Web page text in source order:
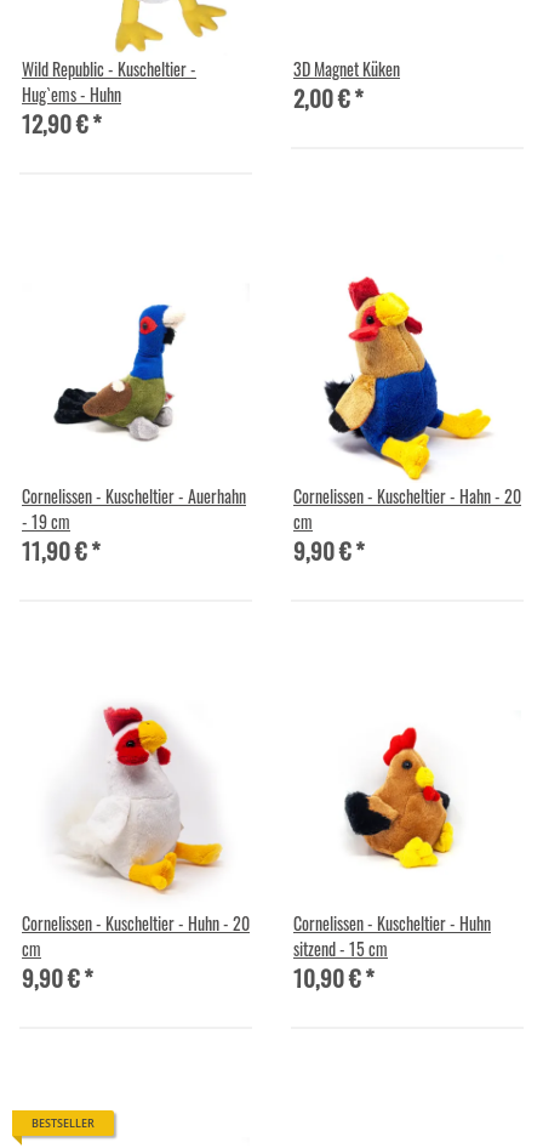
Wild Republic - Kuscheltier -
Hug`ems - Huhn
12,90 €*
3D Magnet Küken
2,00 €*
Cornelissen - Kuscheltier - Auerhahn
- 19 cm
11,90 €*
Cornelissen - Kuscheltier - Hahn - 20
cm
9,90 €*
Cornelissen - Kuscheltier - Huhn - 20
cm
9,90 €*
Cornelissen - Kuscheltier - Huhn
sitzend - 15 cm
10,90 €*
BESTSELLER